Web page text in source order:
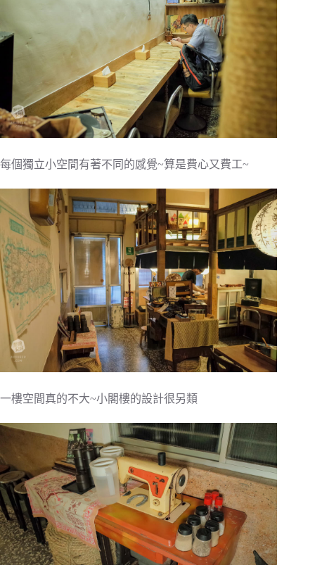
每個獨立小空間有著不同的感覺~算是費心又費工~
一樓空間真的不大~小閣樓的設計很另類